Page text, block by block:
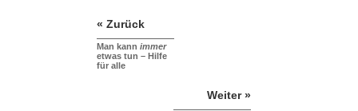
« Zurück
Man kann immer
etwas tun – Hilfe
für alle
Weiter »